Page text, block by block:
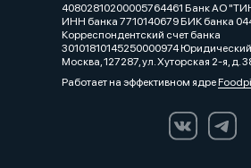
40802810200005764461 Банк АО
ИНН банка 7710140679 БИК банка
Корреспондентский счет банка
30101810145250000974
Москва, 127287, ул. Хуторская 2-я, д.
Работает на эффективном ядре